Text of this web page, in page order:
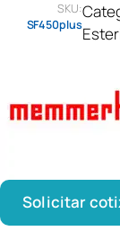
SKU:
SF450plus
Solicitar